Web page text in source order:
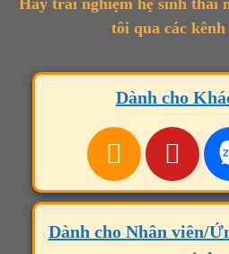
Hãy trải nghiệm hệ sinh thái
tôi qua các
Dành cho
Dành cho Nhân viên/